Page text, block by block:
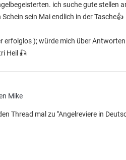
ich suche gute stellen
Schein sein Mai endlich in der Tasche👍
erfolglos ); würde mich über
Heil 🎣
Mike
Thread mal zu "Angelreviere in